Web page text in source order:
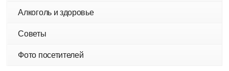
Алкоголь и здоровье
Советы
Фото посетителей